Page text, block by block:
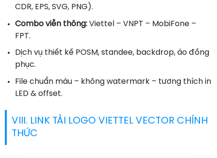
CDR, EPS, SVG, PNG).
Combo viễn thông:Viettel – VNPT – MobiFone –
FPT.
Dịch vụ thiết kế POSM, standee, backdrop, áo đồng
phục.
File chuẩn màu – không watermark – tương thích in
LED & offset.
VIII. LINK TẢI LOGO VIETTEL VECTOR CHÍNH
THỨC